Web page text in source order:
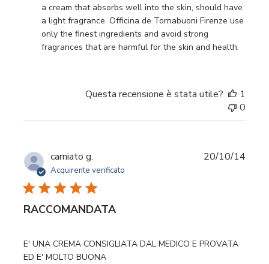
a cream that absorbs well into the skin, should have
a light fragrance. Officina de Tornabuoni Firenze use
only the finest ingredients and avoid strong
fragrances that are harmful for the skin and health.
Questa recensione è stata utile?
1
0
carniato g.
Acquirente verificato
RACCOMANDATA
E' UNA CREMA CONSIGLIATA DAL MEDICO E PROVATA
ED E' MOLTO BUONA
Data
20/10/14